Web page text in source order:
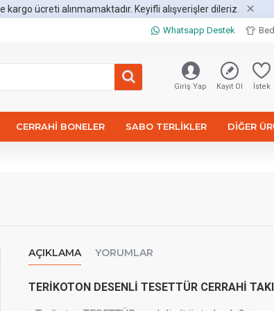
kargo ücreti alınmamaktadır. Keyifli alışverişler dileriz.
Whatsapp Destek
Giriş Yap Kayıt Ol İstek
CERRAHI BONELER SABO TERLIKLER DIĞER
AÇIKLAMA YORUMLAR
TERİKOTON DESENLİ TESETTÜR CERRAHİ